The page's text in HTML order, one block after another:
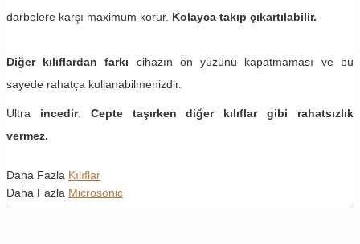
darbelere karşı maximum korur. Kolayca takıp çıkartılabilir.
Diğer kılıflardan farkı cihazın ön yüzünü kapatmaması ve bu
sayede rahatça kullanabilmenizdir.
Ultra incedir. Cepte taşırken diğer kılıflar gibi rahatsızlık
vermez.
Daha Fazla Kılıflar
Daha Fazla Microsonic